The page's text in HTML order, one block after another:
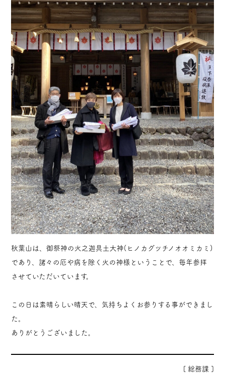
秋葉山は、御祭神の火之迦具土大神(ヒノカグツチノオオミカミ)
であり、諸々の厄や病を除く火の神様ということで、毎年参拝
させていただいています。
この日は素晴らしい晴天で、気持ちよくお参りする事ができまし
た。
ありがとうございました。
[ 総務課 ]